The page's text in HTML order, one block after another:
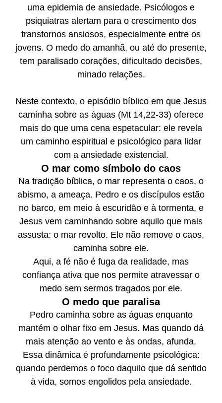
uma epidemia de ansiedade. Psicólogos e
psiquiatras alertam para o crescimento dos
transtornos ansiosos, especialmente entre os
jovens. O medo do amanhã, ou até do presente,
tem paralisado corações, dificultado decisões,
minado relações.
Neste contexto, o episódio bíblico em que Jesus
caminha sobre as águas (Mt 14,22-33) oferece
mais do que uma cena espetacular: ele revela
um caminho espiritual e psicológico para lidar
com a ansiedade existencial.
O mar como símbolo do caos
Na tradição bíblica, o mar representa o caos, o
abismo, a ameaça. Pedro e os discípulos estão
no barco, em meio à escuridão e à tormenta, e
Jesus vem caminhando sobre aquilo que mais
assusta: o mar revolto. Ele não remove o caos,
caminha sobre ele.
Aqui, a fé não é fuga da realidade, mas
confiança ativa que nos permite atravessar o
medo sem sermos tragados por ele.
O medo que paralisa
Pedro caminha sobre as águas enquanto
mantém o olhar fixo em Jesus. Mas quando dá
mais atenção ao vento e às ondas, afunda.
Essa dinâmica é profundamente psicológica:
quando perdemos o foco daquilo que dá sentido
à vida, somos engolidos pela ansiedade.